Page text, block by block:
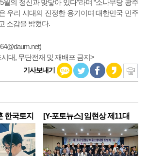
월의 정신과 맞닿아 있다”라며 “소나무당 광주
우리 시대의 진정한 용기이며 대한민국 민주
소감을 밝혔다.
)
대, 무단전재 및 재배포 금지>
기사보내기
한국토지
[Y-포토뉴스] 임현상 제11대
영